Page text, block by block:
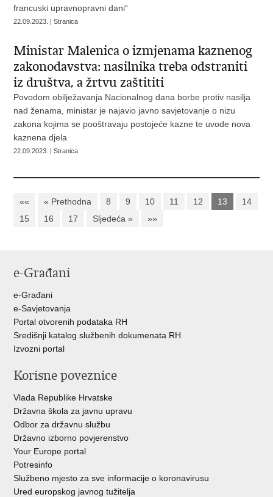
francuski upravnopravni dani“
22.09.2023. | Stranica
Ministar Malenica o izmjenama kaznenog
zakonodavstva: nasilnika treba odstraniti
iz društva, a žrtvu zaštititi
Povodom obilježavanja Nacionalnog dana borbe protiv nasilja
nad ženama, ministar je najavio javno savjetovanje o nizu
zakona kojima se pooštravaju postojeće kazne te uvode nova
kaznena djela
22.09.2023. | Stranica
«« « Prethodna 8 9 10 11 12 13
14
15
16 17 Sljedeća » »»
e-Građani
e-Građani
e-Savjetovanja
Portal otvorenih podataka RH
Središnji katalog službenih dokumenata RH
Izvozni portal
Korisne poveznice
Vlada Republike Hrvatske
Državna škola za javnu upravu
Odbor za državnu službu
Državno izborno povjerenstvo
Your Europe portal
Potresinfo
Službeno mjesto za sve informacije o koronavirusu
Ured europskog javnog tužitelja